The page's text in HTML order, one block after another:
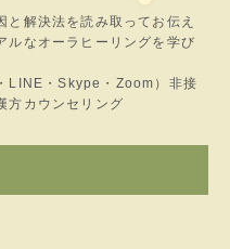
解決法を読み取ってお伝え
ルなオーラヒーリングを学び
LINE・Skype・Zoom）非接
方カウンセリング